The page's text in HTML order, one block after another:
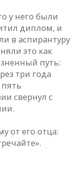
у него были
диплом, и
в аспирантуру
это как
путь:
три года
свернул с
от его отца: